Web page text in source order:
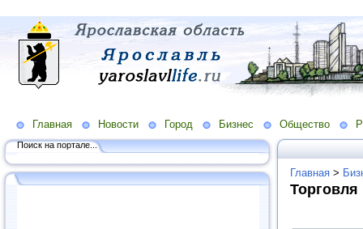
Главная Новости Город Бизнес Общество
Поиск на портале...
Главная >
Торговля